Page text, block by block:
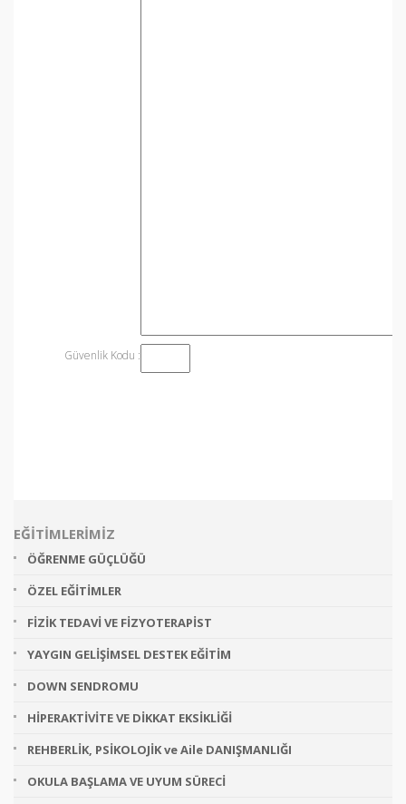
Güvenlik Kodu :
EĞİTİMLERİMİZ
ÖĞRENME GÜÇLÜĞÜ
ÖZEL EĞİTİMLER
FİZİK TEDAVİ VE FİZYOTERAPİST
YAYGIN GELİŞİMSEL DESTEK EĞİTİM
DOWN SENDROMU
HİPERAKTİVİTE VE DİKKAT EKSİKLİĞİ
REHBERLİK, PSİKOLOJİK ve Aile DANIŞMANLIĞI
OKULA BAŞLAMA VE UYUM SÜRECİ